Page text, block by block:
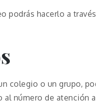
podrás hacerlo a
colegio o un grupo,
al número de atención